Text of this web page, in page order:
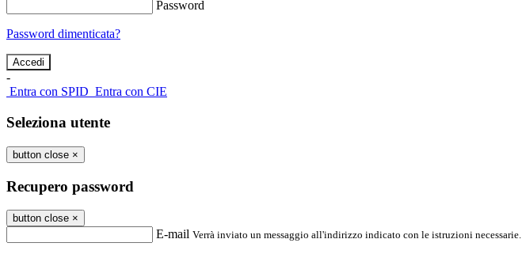
Password
Password dimenticata?
-
Entra con SPID Entra con CIE
Seleziona utente
button close ×
Recupero password
button close ×
E-mail Verrà inviato un messaggio all'indirizzo indicato con le istruzioni necessarie.